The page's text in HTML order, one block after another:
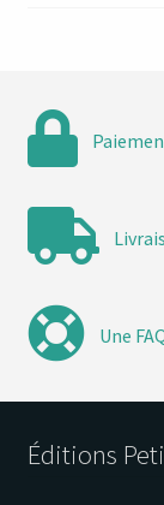
Une
Éditions